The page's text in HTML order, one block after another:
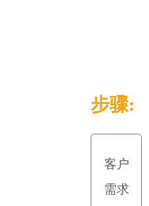
步骤:
客户
需求